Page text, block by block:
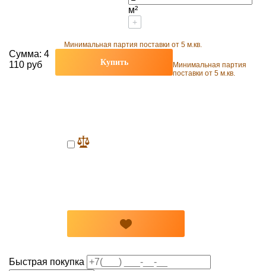
м²
+
Минимальная партия поставки от 5 м.кв.
Сумма: 4
110 руб
Купить
Минимальная партия
поставки от 5 м.кв.
Быстрая покупка